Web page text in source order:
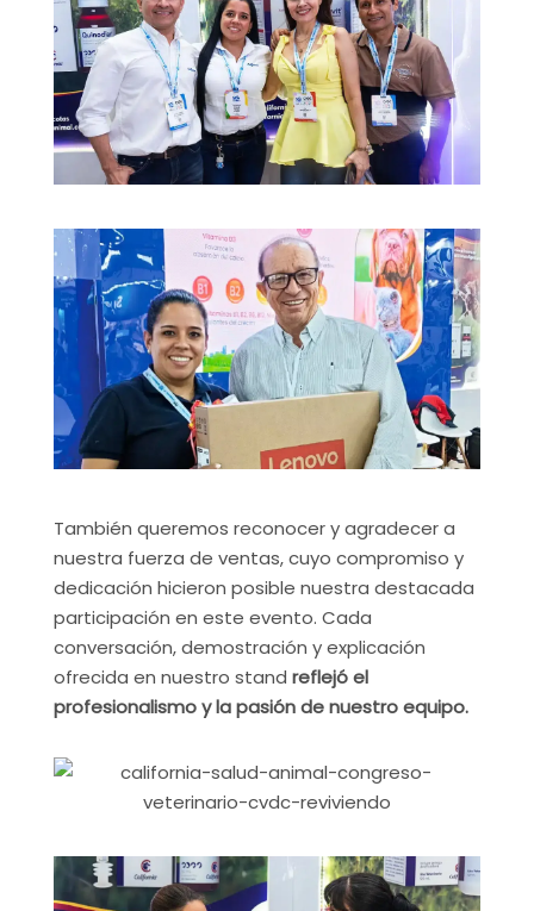
También queremos reconocer y agradecer a
nuestra fuerza de ventas, cuyo compromiso y
dedicación hicieron posible nuestra destacada
participación en este evento. Cada
conversación, demostración y explicación
ofrecida en nuestro stand reflejó el
profesionalismo y la pasión de nuestro equipo.